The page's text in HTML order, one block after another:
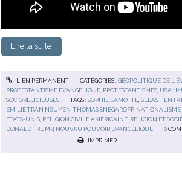
Lire la suite
LIEN PERMANENT CATÉGORIES :GÉOPOLITIQUE DE
PROTESTANTISME ÉVANGÉLIQUE, PROTESTANTISMES, USA :
SOCIORELIGIEUSES
TAGS :SOPHIE LAMOTTE,SÉBASTIEN
EMILIE TRAN NGUYEN,THOMAS SNEGAROFF, NATIONALISME
ÉTATS-UNIS, RELIGION CIVILE AMÉRICAINE, RELIGION ET
DONALD TRUMP, NOUVAU POUVOIR EVANGÉLIQUE 0
IMPRIMER